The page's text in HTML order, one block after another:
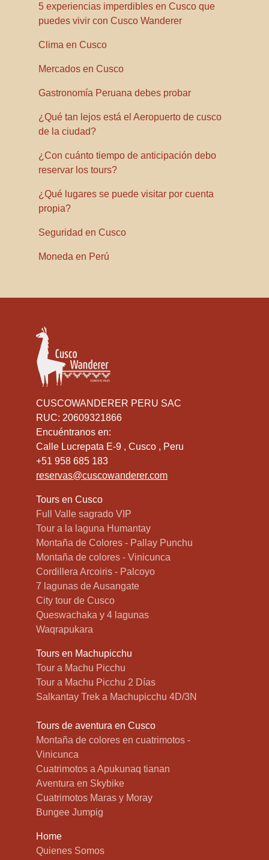
5 experiencias imperdibles en Cusco que
puedes vivir con Cusco Wanderer
Clima en Cusco
Mercados en Cusco
Gastronomía Peruana debes probar
¿Qué tan lejos está el Aeropuerto de cusco
de la ciudad?
¿Con cuánto tiempo de anticipación debo
reservar los tours?
¿Qué lugares se puede visitar por cuenta
propia?
Seguridad en Cusco
Moneda en Perú
CUSCOWANDERER PERU SAC
RUC: 20609321866
Encuéntranos en:
Calle Lucrepata E-9 , Cusco , Peru
+51 958 685 183
reservas@cuscowanderer.com
Tours en Cusco
Full Valle sagrado VIP
Tour a la laguna Humantay
Montaña de Colores - Pallay Punchu
Montaña de colores - Vinicunca
Cordillera Arcoiris - Palcoyo
7 lagunas de Ausangate
City tour de Cusco
Queswachaka y 4 lagunas
Waqrapukara
Tours en Machupicchu
Tour a Machu Picchu
Tour a Machu Picchu 2 Días
Salkantay Trek a Machupicchu 4D/3N
Tours de aventura en Cusco
Montaña de colores en cuatrimotos -
Vinicunca
Cuatrimotos a Apukunaq tianan
Aventura en Skybike
Cuatrimotos Maras y Moray
Bungee Jumpig
Home
Quienes Somos